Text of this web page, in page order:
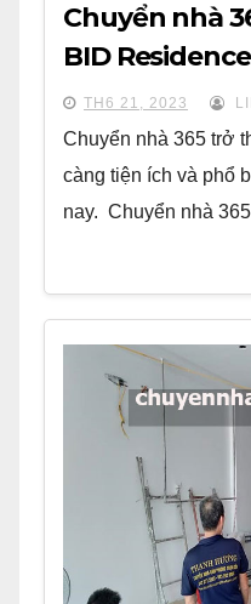
Chuyển nhà
BID
TH6 21, 2023
Chuyển nhà 365 trở
càng tiện ích và phổ
nay. Chuyển nhà